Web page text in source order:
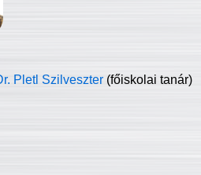
Pletl Szilveszter (főiskolai tanár)